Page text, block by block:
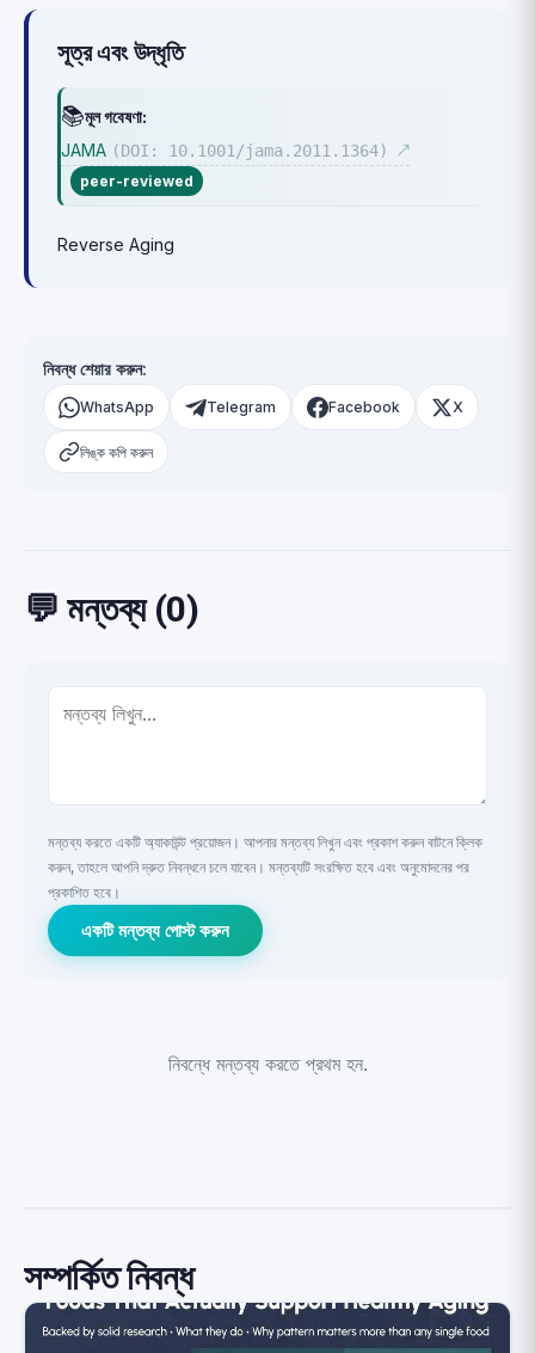
সূত্র এবং উদ্ধৃতি
📚মূল গবেষণা:
JAMA (DOI: 10.1001/jama.2011.1364)
↗
peer-reviewed
Reverse Aging
নিবন্ধ শেয়ার করুন:
WhatsApp Telegram Facebook X
লিঙ্ক কপি করুন
💬 মন্তব্য (0)
মন্তব্য করতে একটি অ্যাকাউন্ট প্রয়োজন। আপনার মন্তব্য লিখুন এবং প্রকাশ করুন বাটনে ক্লিক
করুন, তাহলে আপনি দ্রুত নিবন্ধনে চলে যাবেন। মন্তব্যটি সংরক্ষিত হবে এবং অনুমোদনের পর
প্রকাশিত হবে।
একটি মন্তব্য পোস্ট করুন
নিবন্ধে মন্তব্য করতে প্রথম হন.
সম্পর্কিত নিবন্ধ